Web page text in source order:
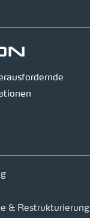
& Restrukturierung